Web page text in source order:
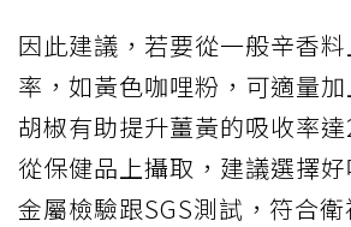
因此建議，若要從一般辛香
率，如黃色咖哩粉，可適量
胡椒有助提升薑黃的吸收率
從保健品上攝取，建議選擇
金屬檢驗跟SGS測試，符合